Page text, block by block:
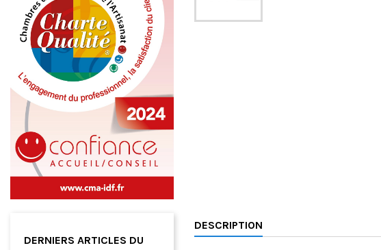
DERNIERS ARTICLES DU
DESCRIPTION